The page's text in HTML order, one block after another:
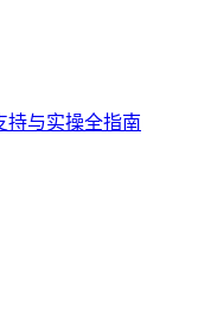
持与实操全指南